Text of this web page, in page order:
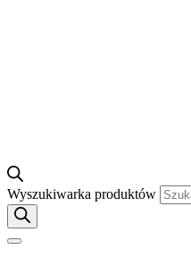
Wyszukiwarka produktów